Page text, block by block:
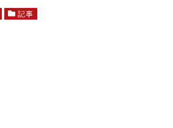
記事